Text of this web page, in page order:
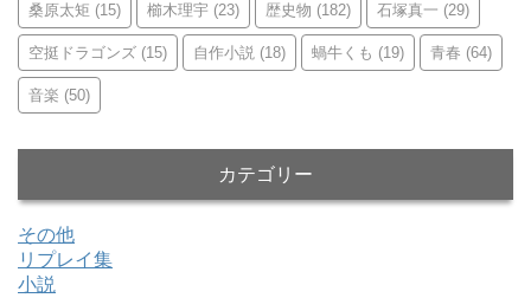
桑原太矩 (15) 櫛木理宇 (23) 歴史物 (182) 石塚真一 (29)
空挺ドラゴンズ (15) 自作小説 (18) 蝸牛くも (19) 青春 (64)
音楽 (50)
カテゴリー
その他
リプレイ集
小説